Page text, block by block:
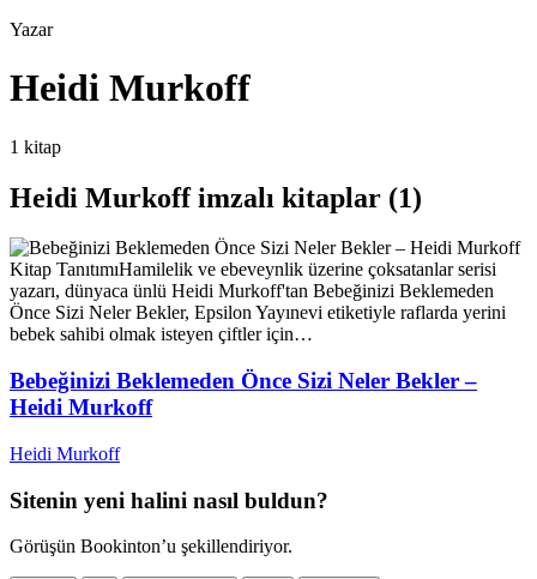
Yazar
Heidi Murkoff
1 kitap
Heidi Murkoff imzalı kitaplar (1)
Kitap TanıtımıHamilelik ve ebeveynlik üzerine çoksatanlar serisi
yazarı, dünyaca ünlü Heidi Murkoff'tan Bebeğinizi Beklemeden
Önce Sizi Neler Bekler, Epsilon Yayınevi etiketiyle raflarda yerini
bebek sahibi olmak isteyen çiftler için…
Bebeğinizi Beklemeden Önce Sizi Neler Bekler –
Heidi Murkoff
Heidi Murkoff
Sitenin yeni halini nasıl buldun?
Görüşün Bookinton’u şekillendiriyor.